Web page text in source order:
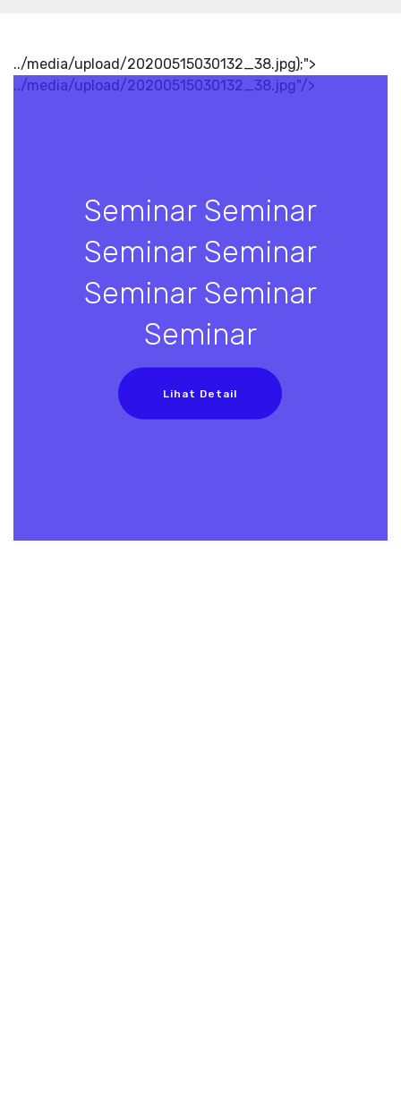
../media/upload/20200515030132_38.jpg);">
../media/upload/20200515030132_38.jpg"/>
Seminar Seminar
Seminar Seminar
Seminar Seminar
Seminar
Lihat Detail